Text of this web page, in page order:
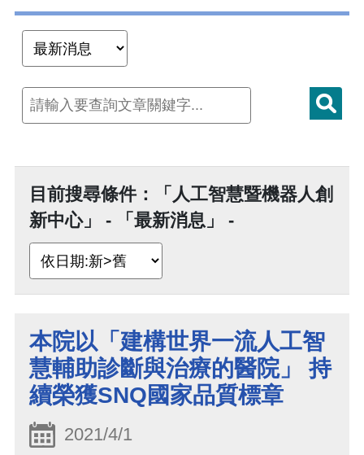
目前搜尋條件：「人工智慧暨機器人創
新中心」 - 「最新消息」 -
本院以「建構世界一流人工智
慧輔助診斷與治療的醫院」 持
續榮獲SNQ國家品質標章
2021/4/1